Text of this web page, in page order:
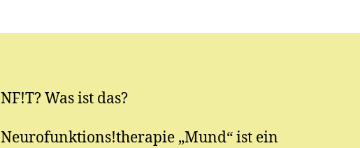
NF!T? Was ist das?
Neurofunktions!therapie „Mund“ ist ein